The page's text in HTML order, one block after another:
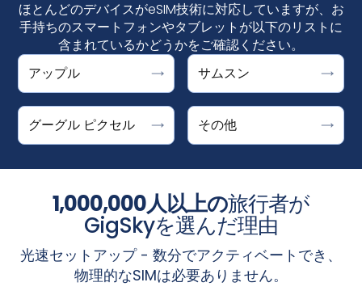
iPhone
iPhone XS、iPhone XS Max、iPhone XR、およ
香港とマカオでは、iPhoneの一部モデルにeSIMが搭載さ
れています。iPhoneがeSIMに対応しているのは、 「設
定」＞「携帯電話」画面で「eSIMを追加」オプションが
表示されている場合です。
設定＞接続＞SIMマネージャーで
れていれば、お使いのデバイスはeSIMに対応しています。
ギャラクシーS25 / S25+ / S25ウルトラ、ギャラ
クシーS24 / S24+ / S24ウルトラ、ギャラクシー
S21+ / S21ウルトラ、ギャラクシーS20 / S20+ /
S20ウルトラ
Galaxy Z Fold7 / Flip 7、Galaxy Z Fold6 /
Flip6、Galaxy Z Fold5 / Z Flip5、Galaxy Z
Fold4 / Flip4、Galaxy Z Fold3 / Flip3、Galaxy Z
Fold2、Galaxy Z Flip 5G、Galaxy Z Flip、
Google Pixelは、"代わりにSIMをダウンロードします
か？"と表示されればeSIMに対応しています。設定 > ネッ
トワークとインターネット > SIMs +をタップした後にオプ
ションが表示されます。
ピクセル8、8a、8プロ
ピクセル7、7a、7プロ
ピクセルフォールド
ピクセル6、6a、6プロ
ピクセル5、5a
DOOGEE V30 Support ESIM
Honor Magic 4 Pro
ȀMicrosoftSurface Pro X
Motorola Razr 2019, Razr 5G
Planet Gemini PDA - 4G+WiFi
楽天ミニ、Big、Big-S、Hand、Hand 5G
Sharp Aquos Sense6s、Aquos Wish
Sony Xperia 1 IV、Xperia 10 III Lite、Xperia 10 IV
ȀXiaomiMI 12T Pro
ほとんどのデバイスがeSIM技術に対応していますが、お
手持ちのスマートフォンやタブレットが以下のリストに
含まれているかどうかをご確認ください。
アップル
サムスン
グーグル ピクセル その他
1,000,000人以上の旅行者が
GigSkyを選んだ理由
光速セットアップ - 数分でアクティベートでき、
物理的なSIMは必要ありません。